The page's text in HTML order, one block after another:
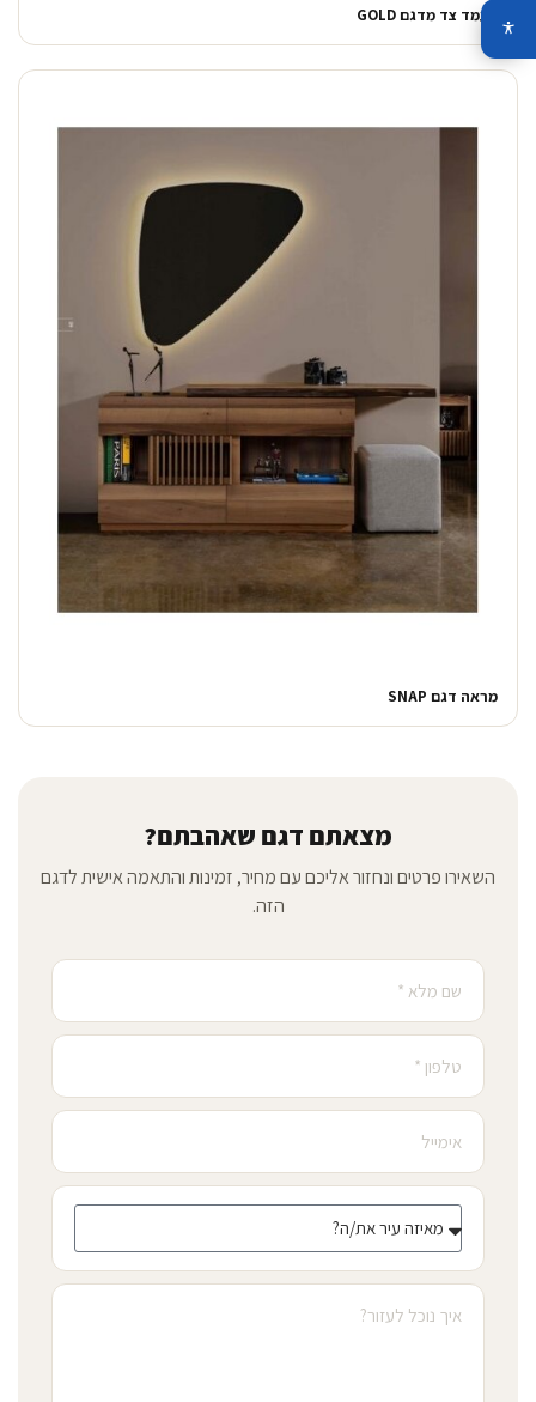
מעמד צד מדגם GOLD
מראה דגם SNAP
מצאתם דגם שאהבתם?
השאירו פרטים ונחזור אליכם עם מחיר, זמינות והתאמה אישית לדגם
הזה.